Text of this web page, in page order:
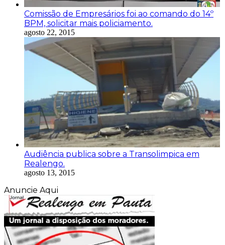
Comissão de Empresários foi ao comando do 14º
BPM, solicitar mais policiamento.
agosto 22, 2015
Audiência publica sobre a Transolimpica em
Realengo.
agosto 13, 2015
Anuncie Aqui